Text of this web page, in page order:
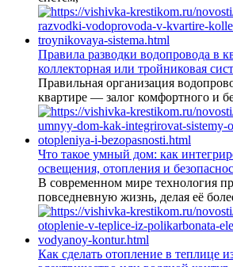
Правила разводки водопровода в
коллекторная или тройниковая
Правильная организация
квартире — залог комфортного и
Что такое умный дом: как
освещения, отопления и
В современном мире технология
повседневную жизнь, делая её
Как сделать отопление в теплице